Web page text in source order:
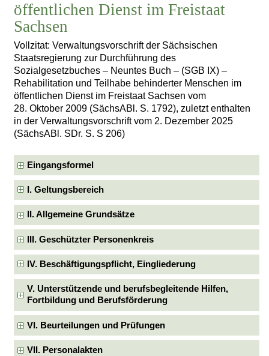
öffentlichen Dienst im Freistaat
Sachsen
Vollzitat: Verwaltungsvorschrift der Sächsischen
Staatsregierung zur Durchführung des
Sozialgesetzbuches – Neuntes Buch – (SGB IX) –
Rehabilitation und Teilhabe behinderter Menschen im
öffentlichen Dienst im Freistaat Sachsen vom
28. Oktober 2009 (SächsABl. S. 1792), zuletzt enthalten
in der Verwaltungsvorschrift vom 2. Dezember 2025
(SächsABl. SDr. S. S 206)
Eingangsformel
I. Geltungsbereich
II. Allgemeine Grundsätze
III. Geschützter Personenkreis
IV. Beschäftigungspflicht, Eingliederung
V. Unterstützende und berufsbegleitende Hilfen,
Fortbildung und Berufsförderung
VI. Beurteilungen und Prüfungen
VII. Personalakten